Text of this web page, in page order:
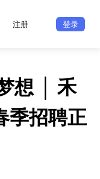
注册 登录
想 │ 禾
季招聘正